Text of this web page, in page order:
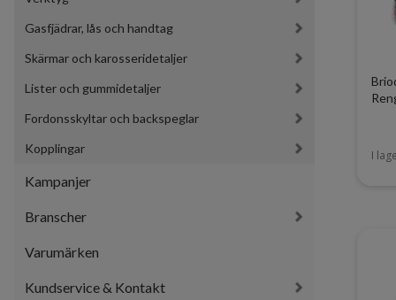
Gasfjädrar, lås och handtag
Skärmar och karosseridetaljer
Lister och gummidetaljer
Fordonsskyltar och backspeglar
Kopplingar
Kampanjer
Branscher
Varumärken
Kundservice & Kontakt
I